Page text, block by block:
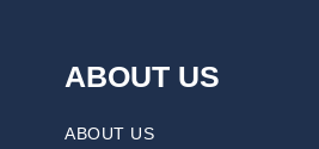
ABOUT US
ABOUT US